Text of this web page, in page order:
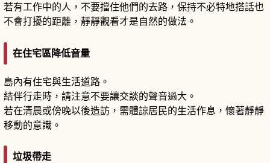
若有工作中的人，不要擋住他們的去路，保持不必特地搭話也
不會打擾的距離，靜靜觀看才是自然的做法。
在住宅區降低音量
島內有住宅與生活道路。
結伴行走時，請注意不要讓交談的聲音過大。
若在清晨或傍晚以後造訪，需體諒居民的生活作息，懷著靜靜
移動的意識。
垃圾帶走